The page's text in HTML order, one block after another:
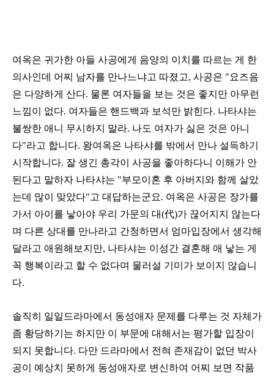
여옥은 귀가한 아들 사공에게 음양의 이치를 따르는 게 한
의사인데 어찌 남자를 만나느냐고 따졌고, 사공은 "요즈음
은 다양하게 산다. 물론 여자들을 보는 것은 좋지만 아무런
느낌이 없다. 여자들은 핸드백과 보석만 밝힌다. 나타샤는
불쌍한 애니 무시하지 말라. 나도 여자가 싫은 것은 아니
다"라고 합니다. 왕여옥은 나타샤를 밖에서 만나 설득하기
시작합니다. 잘 생긴 총각이 사공을 좋아하다니 이해가 안
된다고 말하자 나타샤는 "부모이혼 후 아버지와 함께 살았
는데 많이 맞았다"고 대답하는군요. 여옥은 사공은 장가를
가서 아이를 낳아야 우리 가문의 대(代)가 끊어지지 않는다
며 다른 상대를 만나라고 간청하면서 엄마입장에서 생각해
달라고 애원해보지만, 나타샤는 이성간 결혼해 애 낳는 게
꼭 행복이라고 할 수 없다며 물러설 기미가 보이지 않습니
다.
솔직히 일일드라마에서 동성애자 문제를 다루는 것 자체가
좀 황당하기는 하지만 이 부문에 대해서는 평가할 입장이
되지 못합니다. 다만 드라마에서 전혀 존재감이 없던 박사
공이 예상치 못하게 동성애자로 변신하여 어찌 보면 작품